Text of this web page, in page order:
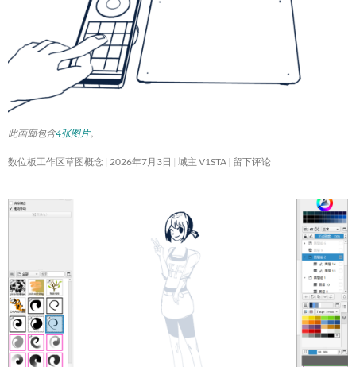
此画廊包含4张图片。
数位板工作区草图概念 2026年7月3日 域主 V1STA 留下评论